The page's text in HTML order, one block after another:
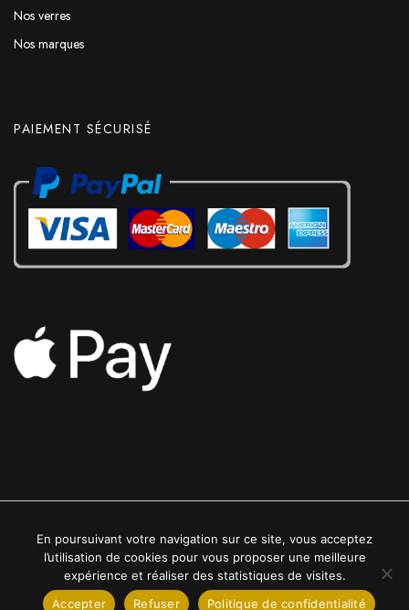
Nos verres
Nos marques
PAIEMENT SÉCURISÉ
2022 © Luxe24kt | Tous droits réservés
En poursuivant votre navigation sur ce site, vous acceptez
l’utilisation de cookies pour vous proposer une meilleure
expérience et réaliser des statistiques de visites.
Accepter
Refuser Politique de confidentialité